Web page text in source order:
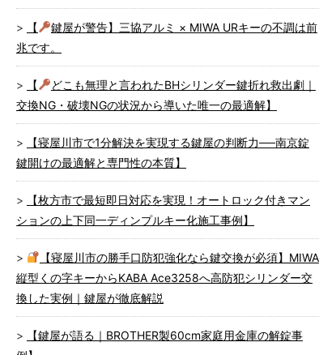
【
鍵屋が警告】三協アルミ × MIWA URキーの不調は前
兆です。
【
どこも無理と言われたBHシリンダー鍵折れ救出劇｜
交換NG・破壊NGの状況から導いた唯一の最適解】
【寝屋川市で1分解決を実現する鍵屋の判断力──南京錠
鍵開けの最適解と専門性の本質】
【枚方市で最短即日対応を実現！オートロック付きマン
ションの上下同一ディンプルキー化施工事例】
【寝屋川市の勝手口防犯強化なら鍵交換が必須】MIWA
縦型くの字キーからKABA Ace3258へ高防犯シリンダー交
換した実例｜鍵屋が徹底解説
【鍵屋が語る｜BROTHER製60cm家庭用金庫の解錠事